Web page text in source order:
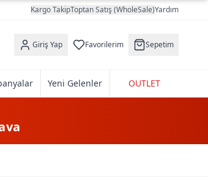
Kargo TakipToptan Satış (WholeSale)Yardım
Giriş Yap Favorilerim Sepetim
Yeni Gelenler OUTLET